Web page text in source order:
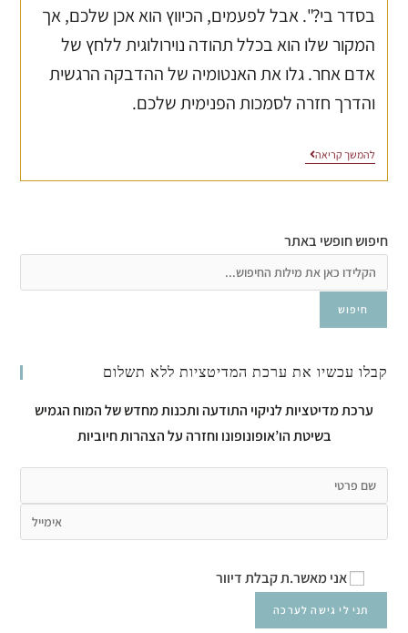
בסדר בי?". אבל לפעמים, הכיווץ הוא אכן שלכם, אך
המקור שלו הוא בכלל תהודה נוירולוגית ללחץ של
אדם אחר. גלו את האנטומיה של ההדבקה הרגשית
והדרך חזרה לסמכות הפנימית שלכם.
להמשך קריאה
חיפוש חופשי באתר
חיפוש
קבלו עכשיו את ערכת המדיטציות ללא תשלום
ערכת מדיטציות לניקוי התודעה ותכנות מחדש של המוח הגמיש
בשיטת הו’אופונופונו וחזרה על הצהרות חיוביות
אני מאשר.ת קבלת דיוור